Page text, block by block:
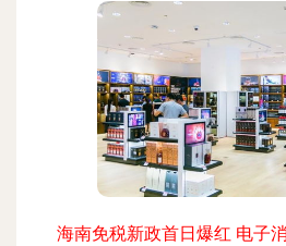
海南免税新政首日爆红 电子